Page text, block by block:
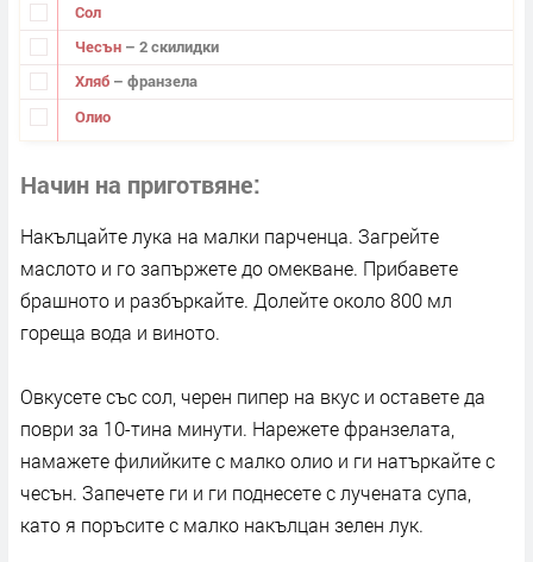
Сол
Чесън – 2 скилидки
Хляб – франзела
Олио
Начин на приготвяне
Накълцайте лука на малки парченца. Загрейте
маслото и го запържете до омекване. Прибавете
брашното и разбъркайте. Долейте около 800 мл
гореща вода и виното.
Овкусете със сол, черен пипер на вкус и оставете да
поври за 10-тина минути. Нарежете франзелата,
намажете филийките с малко олио и ги натъркайте с
чесън. Запечете ги и ги поднесете с лучената супа,
като я поръсите с малко накълцан зелен лук.